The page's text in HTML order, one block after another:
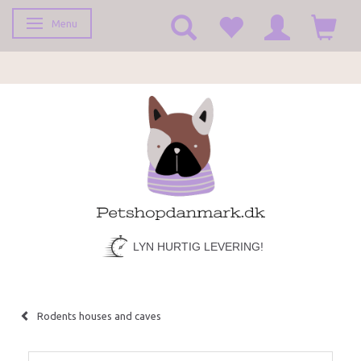
Toggle navigation
Menu
LYN HURTIG LEVERING!
Rodents houses and caves